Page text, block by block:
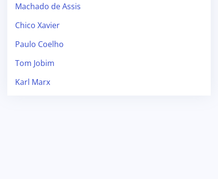
Machado de Assis
Chico Xavier
Paulo Coelho
Tom Jobim
Karl Marx